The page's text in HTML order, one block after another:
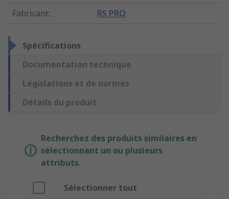
Fabricant: RS PRO
Spécifications
Documentation technique
Législations et de normes
Détails du produit
Recherchez des produits similaires en
sélectionnant un ou plusieurs
attributs.
Sélectionner tout